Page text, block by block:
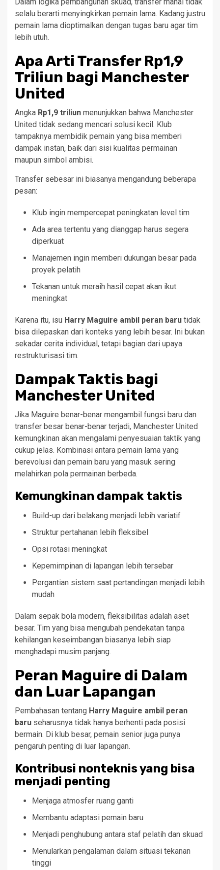
selalu berarti menyingkirkan pemain lama. Kadang justru
pemain lama dioptimalkan dengan tugas baru agar tim
lebih utuh.
Apa Arti Transfer Rp1,9
Triliun bagi Manchester
United
Angka Rp1,9 triliun menunjukkan bahwa Manchester
United tidak sedang mencari solusi kecil. Klub
tampaknya membidik pemain yang bisa memberi
dampak instan, baik dari sisi kualitas permainan
maupun simbol ambisi.
Transfer sebesar ini biasanya mengandung beberapa
pesan:
Klub ingin mempercepat peningkatan level tim
Ada area tertentu yang dianggap harus segera
diperkuat
Manajemen ingin memberi dukungan besar pada
proyek pelatih
Tekanan untuk meraih hasil cepat akan ikut
meningkat
Karena itu, isu Harry Maguire ambil peran baru tidak
bisa dilepaskan dari konteks yang lebih besar. Ini bukan
sekadar cerita individual, tetapi bagian dari upaya
restrukturisasi tim.
Dampak Taktis bagi
Manchester United
Jika Maguire benar-benar mengambil fungsi baru dan
transfer besar benar-benar terjadi, Manchester United
kemungkinan akan mengalami penyesuaian taktik yang
cukup jelas. Kombinasi antara pemain lama yang
berevolusi dan pemain baru yang masuk sering
melahirkan pola permainan berbeda.
Kemungkinan dampak taktis
Build-up dari belakang menjadi lebih variatif
Struktur pertahanan lebih fleksibel
Opsi rotasi meningkat
Kepemimpinan di lapangan lebih tersebar
Pergantian sistem saat pertandingan menjadi lebih
mudah
Dalam sepak bola modern, fleksibilitas adalah aset
besar. Tim yang bisa mengubah pendekatan tanpa
kehilangan keseimbangan biasanya lebih siap
menghadapi musim panjang.
Peran Maguire di Dalam
dan Luar Lapangan
Pembahasan tentang Harry Maguire ambil peran
baru seharusnya tidak hanya berhenti pada posisi
bermain. Di klub besar, pemain senior juga punya
pengaruh penting di luar lapangan.
Kontribusi nonteknis yang bisa
menjadi penting
Menjaga atmosfer ruang ganti
Membantu adaptasi pemain baru
Menjadi penghubung antara staf pelatih dan skuad
Menularkan pengalaman dalam situasi tekanan
tinggi